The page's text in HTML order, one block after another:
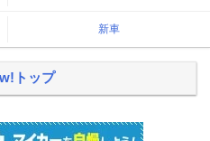
新車
トップ